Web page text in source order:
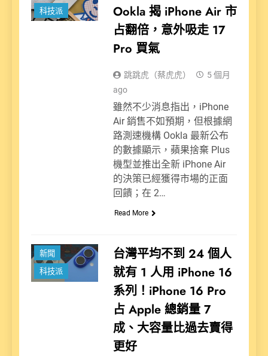
科技派
Ookla 揭 iPhone Air 市
占翻倍，意外吸走 17
Pro 買氣
跳跳虎（蔡虎虎）
5 個月
ago
雖然不少消息指出，iPhone
Air 銷售不如預期，但根據網
路測速機構 Ookla 最新公布
的數據顯示，蘋果捨棄 Plus
機型並推出全新 iPhone Air
的決策已經獲得市場的正面
回饋；在 2…
Read More
新聞
科技派
台灣平均不到 24 個人
就有 1 人用 iPhone 16
系列！iPhone 16 Pro
占 Apple 總銷量 7
成、大容量比過去賣得
更好